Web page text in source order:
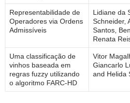
Representabilidade de
Operadores via Ordens
Admissíveis
Lidiane da
Schneider,
Santos,
Renata
Uma classificação de
vinhos baseada em
regras fuzzy utilizando
o algoritmo FARC-HD
Vitor
Giancarlo
and Helida